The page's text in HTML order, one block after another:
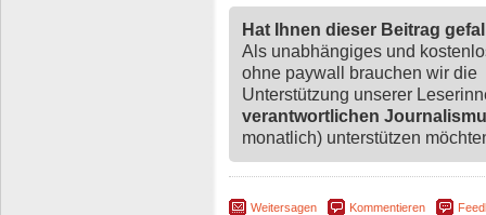
Hat Ihnen dieser Beitrag
Als unabhängiges und
ohne paywall brauchen wir die
Unterstützung unserer
verantwortlichen
monatlich) unterstützen
Weitersagen Kommentieren